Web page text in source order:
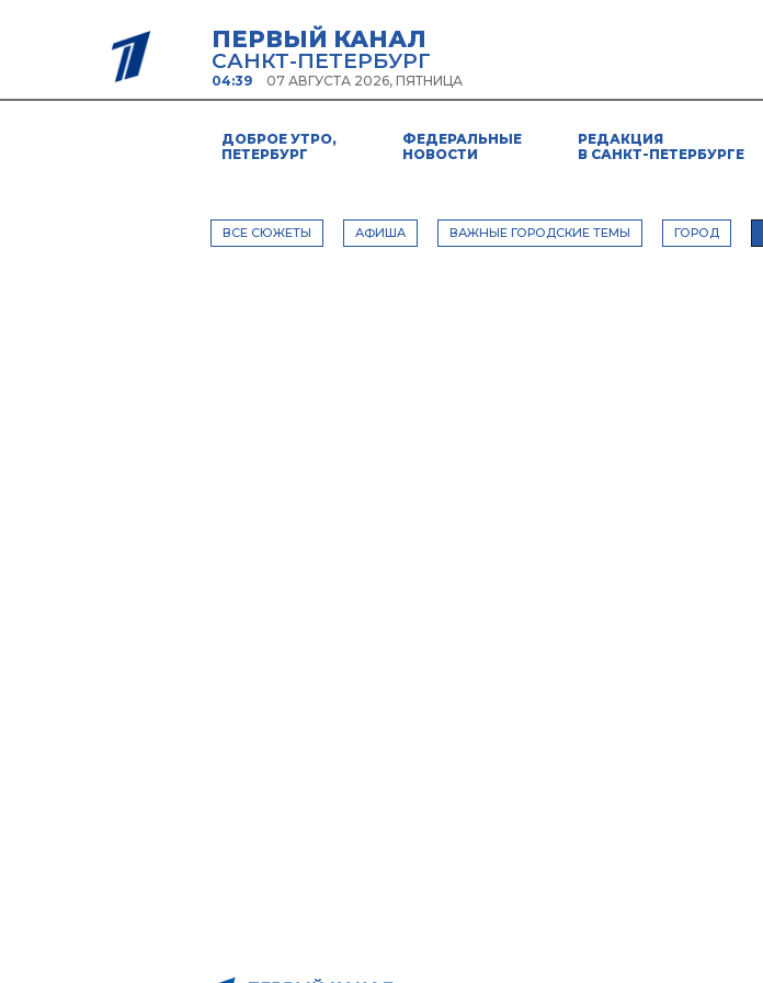
ПЕРВЫЙ КАНАЛ
САНКТ-ПЕТЕРБУРГ
04:39 07 АВГУСТА 2026, ПЯТНИЦА
ДОБРОЕ УТРО,
ПЕТЕРБУРГ
ФЕДЕРАЛЬНЫЕ
НОВОСТИ
РЕДАКЦИЯ
В САНКТ-ПЕТЕРБУРГЕ
ВСЕ СЮЖЕТЫ АФИША ВАЖНЫЕ ГОРОДСКИЕ ТЕМЫ ГОРОД